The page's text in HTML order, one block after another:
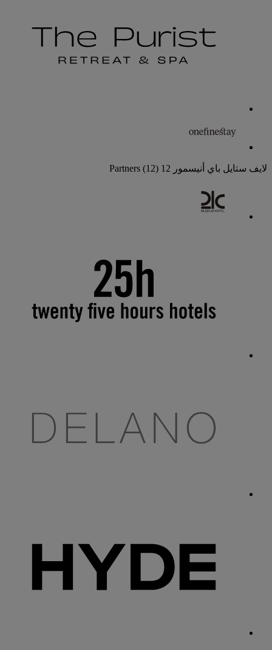
لايف ستايل باي أنيسمور 12 Partners
(12)